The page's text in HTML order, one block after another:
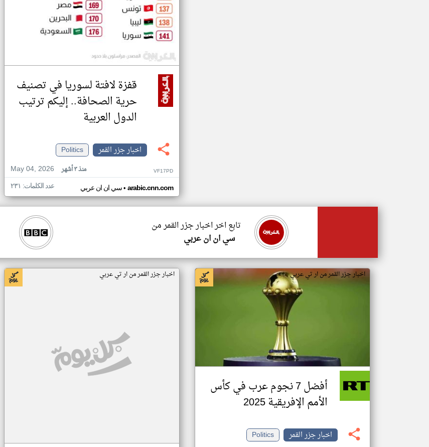
قفزة لافتة لسوريا في تصنيف
حرية الصحافة.. إليكم ترتيب
الدول العربية
اخبار جزر القمر
Politics
May 04, 2026
منذ ٣ أشهر VF17PD
سي ان ان عربي• arabic.cnn.com عدد الكلمات: ٢٣١
تابع اخر اخبار جزر القمر من
سي ان ان عربي
اخبار جزر القمر من ار تي عربي
أفضل 7 نجوم عرب في كأس
الأمم الإفريقية 2025
اخبار جزر القمر
Politics
اخبار جزر القمر من ار تي عربي